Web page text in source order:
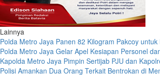
Lainnya
Polda Metro Jaya Panen 82 Kilogram Pakcoy
Polda Metro Jaya Gelar Apel Kesiapan Personel
Kapolda Metro Jaya Pimpin Sertijab PJU dan
Polisi Amankan Dua Orang Terkait Bentrokan di